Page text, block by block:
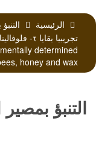
الرئيسية
determined
honey and wax
التنبؤ